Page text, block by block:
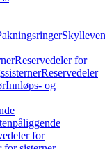
Reservedeler for
Reservedeler
Innløps- og
for